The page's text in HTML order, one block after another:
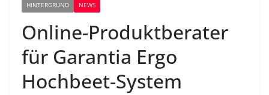
HINTERGRUND NEWS
Online-Produktberater
für Garantia Ergo
Hochbeet-System